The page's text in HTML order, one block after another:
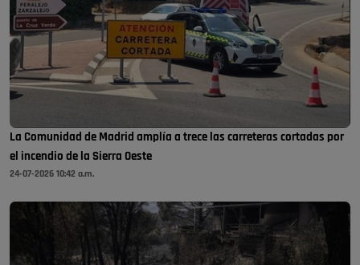
La Comunidad de Madrid amplía a trece las carreteras cortadas por
el incendio de la Sierra Oeste
24-07-2026 10:42 a.m.